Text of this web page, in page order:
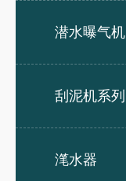
潜水曝气机
刮泥机系列
滗水器